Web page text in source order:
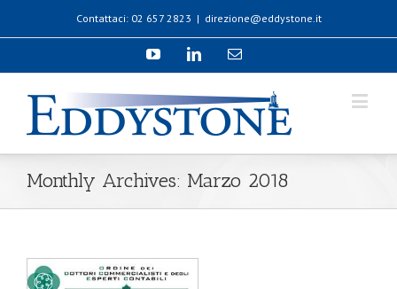
Contattaci: 02 657 2823 | direzione@eddystone.it
Monthly Archives: Marzo 2018